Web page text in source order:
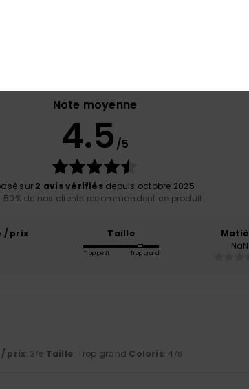
Note moyenne
4.5 /5
sur 2 avis vérifiésdepuis octobre 2025
50% de nos clients recommandent ce produit
/ prix
Taille
Trop petit Trop grand
NaN
prix: 3/5 Taille: Trop grand Coloris: 4 /5